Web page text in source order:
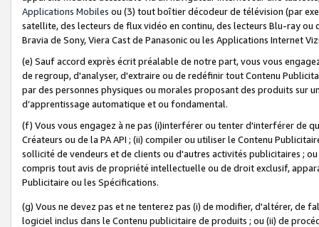
Applications Mobiles ou (3) tout boîtier décodeur de télévision (par
satellite, des lecteurs de flux vidéo en continu, des lecteurs Blu-ray
Bravia de Sony, Viera Cast de Panasonic ou les Applications Internet
(e) Sauf accord exprès écrit préalable de notre part, vous vous
de regroup, d'analyser, d'extraire ou de redéfinir tout Contenu
par des personnes physiques ou morales proposant des produits sur
d’apprentissage automatique et ou fondamental.
(f) Vous vous engagez à ne pas (i)interférer ou tenter d'interférer de
Créateurs ou de la PA API ; (ii) compiler ou utiliser le Contenu
sollicité de vendeurs et de clients ou d'autres activités publicitaires ;
compris tout avis de propriété intellectuelle ou de droit exclusif,
Publicitaire ou les Spécifications.
(g) Vous ne devez pas et ne tenterez pas (i) de modifier, d'altérer, de
logiciel inclus dans le Contenu publicitaire de produits ; ou (ii) de